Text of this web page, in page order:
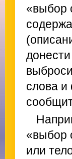
«выбор
слова и
«выбор
или